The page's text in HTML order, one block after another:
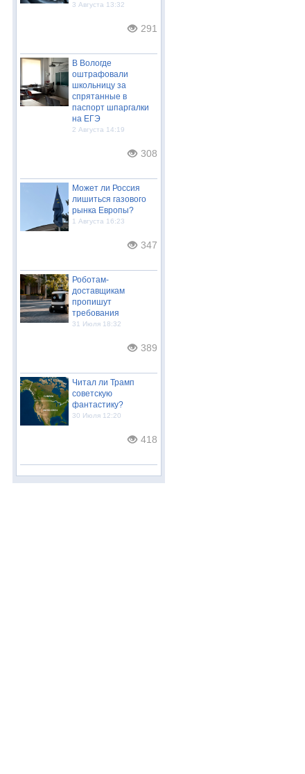
3 Августа 13:32
291
В Вологде
оштрафовали
школьницу за
спрятанные в
паспорт шпаргалки
на ЕГЭ
2 Августа 14:19
308
Может ли Россия
лишиться газового
рынка Европы?
1 Августа 16:23
347
Роботам-
доставщикам
пропишут
требования
31 Июля 18:32
389
Читал ли Трамп
советскую
фантастику?
30 Июля 12:20
418